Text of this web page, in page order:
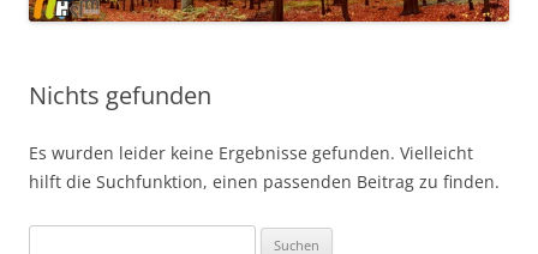
Nichts gefunden
Es wurden leider keine Ergebnisse gefunden. Vielleicht
hilft die Suchfunktion, einen passenden Beitrag zu finden.